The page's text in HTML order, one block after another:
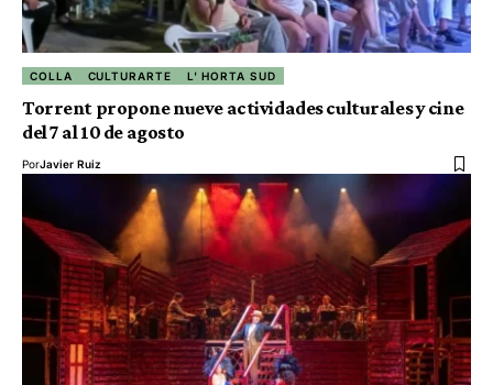
COLLA CULTURARTE L' HORTA SUD
Torrent propone nueve actividades culturales y cine
del 7 al 10 de agosto
PorJavier Ruiz